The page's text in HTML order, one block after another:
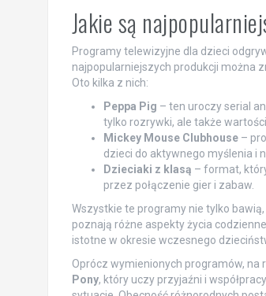
Jakie są
Programy telewizyjne dla dzieci
najpopularniejszych produkcji można
Oto kilka z nich:
Peppa Pig – ten uroczy serial
tylko rozrywki, ale także
Mickey Mouse Clubhouse–
dzieci do aktywnego myślenia i
Dzieciaki z klasą – format,
przez połączenie gier i zabaw.
Wszystkie te programy nie tylko
poznają różne aspekty życia
istotne w okresie wczesnego
Oprócz wymienionych programów, na
Pony, który uczy przyjaźni i